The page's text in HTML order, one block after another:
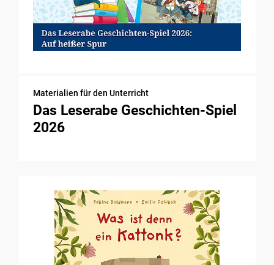
Materialien für den Unterricht
Das Leserabe Geschichten-Spiel
2026